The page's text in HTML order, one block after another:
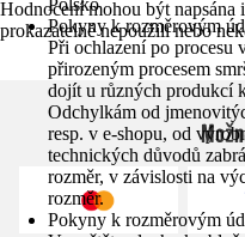
Polsko
Pokyny k rozměrovým
Při ochlazení po procesu
přirozeným procesem
dojít u různých produkcí
Odchylkám od
resp. v e-shopu, od
technických důvodů
rozměr, v závislosti na
rozměr.
Pokyny k rozměrovým
Hodnocení mohou být
prokazatelně nepoužili nebo